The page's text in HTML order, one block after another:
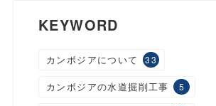
KEYWORD
カンボジアについて 33
カンボジアの水道掘削工事 5